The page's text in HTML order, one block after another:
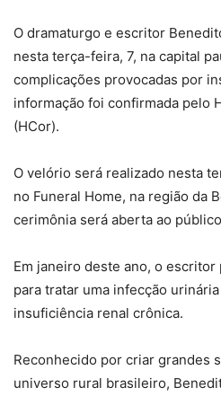
O dramaturgo e escritor
nesta terça-feira, 7, na capital
complicações provocadas por
informação foi confirmada pelo
(HCor).
O velório será realizado nesta
no Funeral Home, na região da
cerimônia será aberta ao
Em janeiro deste ano, o escritor
para tratar uma infecção
insuficiência renal crônica.
Reconhecido por criar grandes
universo rural brasileiro,